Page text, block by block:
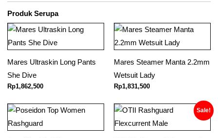
Produk Serupa
Mares Ultraskin Long Pants
She Dive
Rp1,862,500
Mares Steamer Manta 2.2mm
Wetsuit Lady
Rp1,831,500
Sale!
Original
price
was:
Rp699,000.
Current
Rp629,000.